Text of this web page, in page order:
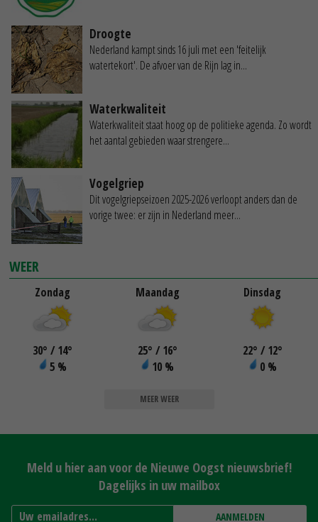
Droogte
Nederland kampt sinds 16 juli met een 'feitelijk
watertekort'. De afvoer van de Rijn lag in...
Waterkwaliteit
Waterkwaliteit staat hoog op de politieke agenda. Zo wordt
het aantal gebieden waar strengere...
Vogelgriep
Dit vogelgriepseizoen 2025-2026 verloopt anders dan de
vorige twee: er zijn in Nederland meer...
WEER
Zondag
30° / 14°
5 %
Maandag
25° / 16°
10 %
Dinsdag
22° / 12°
0 %
MEER WEER
Meld u hier aan voor de Nieuwe Oogst nieuwsbrief!
Dagelijks in uw mailbox
AANMELDEN